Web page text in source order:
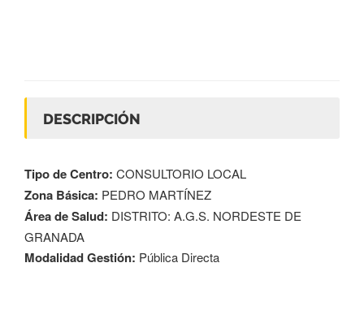
DESCRIPCIÓN
Tipo de Centro: CONSULTORIO LOCAL
Zona Básica: PEDRO MARTÍNEZ
Área de Salud: DISTRITO: A.G.S. NORDESTE DE
GRANADA
Modalidad Gestión: Pública Directa